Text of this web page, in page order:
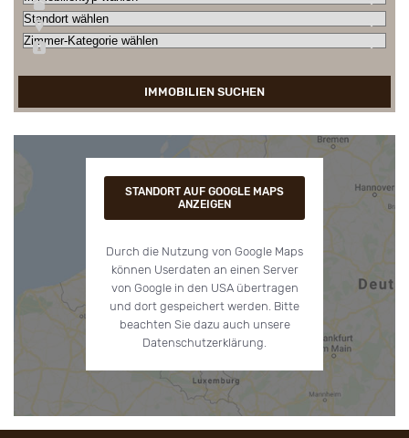
IMMOBILIEN SUCHEN
STANDORT AUF GOOGLE MAPS
ANZEIGEN
Durch die Nutzung von Google Maps
können Userdaten an einen Server
von Google in den USA übertragen
und dort gespeichert werden. Bitte
beachten Sie dazu auch unsere
Datenschutzerklärung.